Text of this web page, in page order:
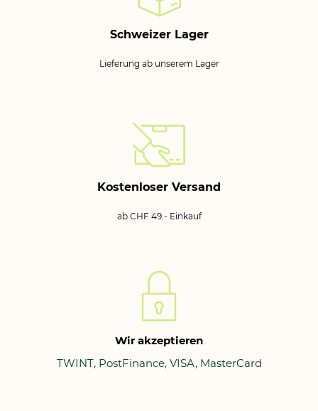
Schweizer Lager
Lieferung ab unserem Lager
Kostenloser Versand
ab CHF 49.- Einkauf
Wir akzeptieren
TWINT, PostFinance, VISA, MasterCard